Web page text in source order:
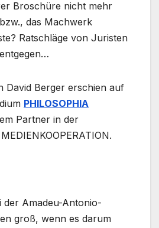
Broschüre nicht mehr
das Machwerk
Ratschläge von Juristen
David Berger erschien auf
PHILOSOPHIA
Partner in der
der Amadeu-Antonio-
groß, wenn es darum